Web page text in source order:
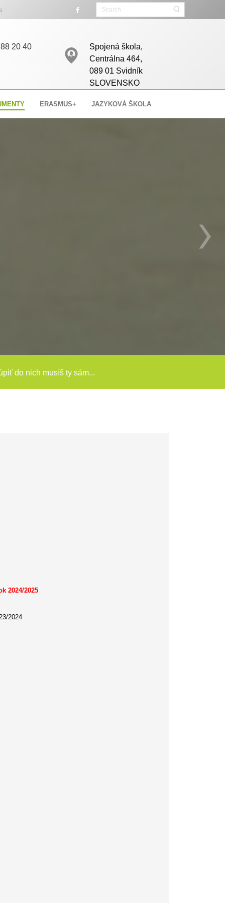
Spojená škola,
Centrálna 464,
089 01 Svidník
SLOVENSKO
20 40
ERASMUS+ JAZYKOVÁ ŠKOLA
do nich musíš ty sám...
2024/2025
2024